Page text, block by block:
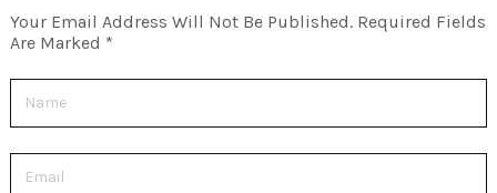
Your Email Address Will Not Be Published. Required Fields
Are Marked *